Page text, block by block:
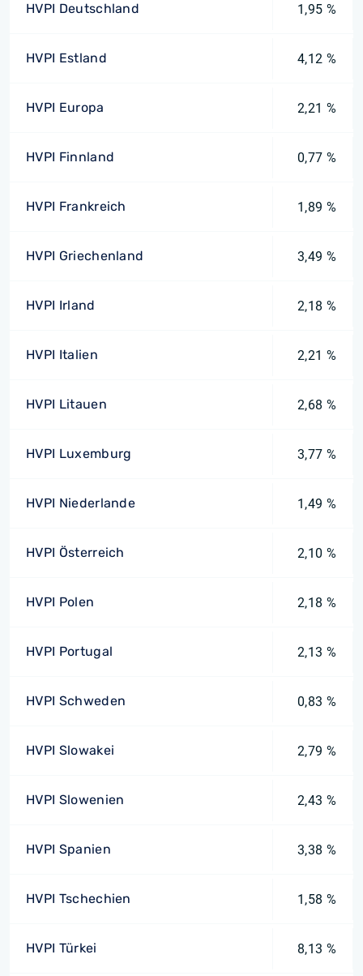
HVPI Deutschland 1,95 %
HVPI Estland 4,12 %
HVPI Europa 2,21 %
HVPI Finnland 0,77 %
HVPI Frankreich 1,89 %
HVPI Griechenland 3,49 %
HVPI Irland 2,18 %
HVPI Italien 2,21 %
HVPI Litauen 2,68 %
HVPI Luxemburg 3,77 %
HVPI Niederlande 1,49 %
HVPI Österreich 2,10 %
HVPI Polen 2,18 %
HVPI Portugal 2,13 %
HVPI Schweden 0,83 %
HVPI Slowakei 2,79 %
HVPI Slowenien 2,43 %
HVPI Spanien 3,38 %
HVPI Tschechien 1,58 %
HVPI Türkei 8,13 %